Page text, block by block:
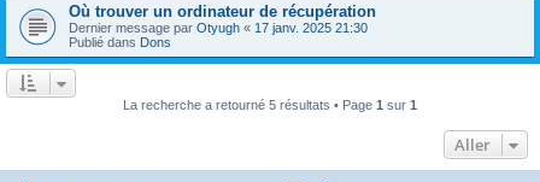
Où trouver un ordinateur de récupération
Dernier message par Otyugh « 17 janv. 2025 21:30
Publié dans Dons
La recherche a retourné 5 résultats • Page 1 sur 1
Aller